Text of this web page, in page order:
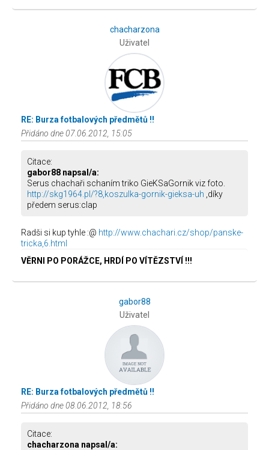
chacharzona
Uživatel
RE: Burza fotbalových předmětů !!
Přidáno dne 07.06.2012, 15:05
Citace:
gabor88 napsal/a:
Serus chachaři schaním triko GieKSaGornik viz foto.
http://skg1964.pl/?8,koszulka-gornik-gieksa-uh ,díky
předem serus:clap
Radši si kup tyhle :@ http://www.chachari.cz/shop/panske-
tricka,6.html
VĚRNI PO PORÁŽCE, HRDÍ PO VÍTĚZSTVÍ !!!
gabor88
Uživatel
RE: Burza fotbalových předmětů !!
Přidáno dne 08.06.2012, 18:56
Citace:
chacharzona napsal/a: